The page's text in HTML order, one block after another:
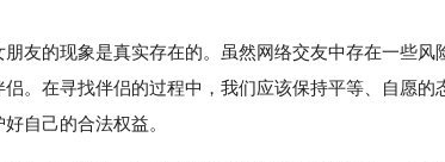
的现象是真实存在的。虽然网络交友中存在一些风
。在寻找伴侣的过程中，我们应该保持平等、自愿
自己的合法权益。